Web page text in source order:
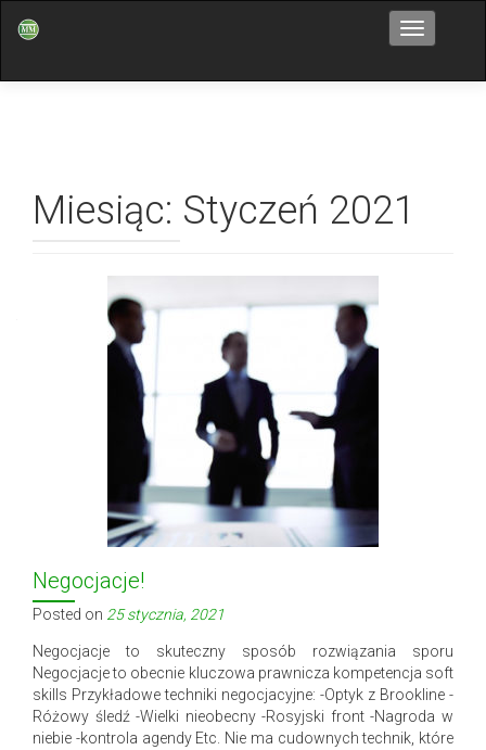
Przełącz
Miesiąc: Styczeń 2021
Negocjacje!
Posted on 25 stycznia, 2021
Negocjacje to skuteczny sposób rozwiązania sporu
Negocjacje to obecnie kluczowa prawnicza kompetencja soft
skills Przykładowe techniki negocjacyjne: -Optyk z Brookline -
Różowy śledź -Wielki nieobecny -Rosyjski front -Nagroda w
niebie -kontrola agendy Etc. Nie ma cudownych technik, które